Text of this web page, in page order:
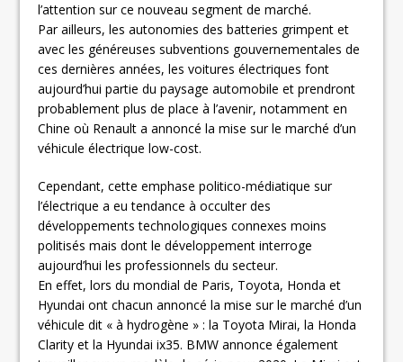
l’attention sur ce nouveau segment de marché.
Par ailleurs, les autonomies des batteries grimpent et
avec les généreuses subventions gouvernementales de
ces dernières années, les voitures électriques font
aujourd’hui partie du paysage automobile et prendront
probablement plus de place à l’avenir, notamment en
Chine où Renault a annoncé la mise sur le marché d’un
véhicule électrique low-cost.
Cependant, cette emphase politico-médiatique sur
l’électrique a eu tendance à occulter des
développements technologiques connexes moins
politisés mais dont le développement interroge
aujourd’hui les professionnels du secteur.
En effet, lors du mondial de Paris, Toyota, Honda et
Hyundai ont chacun annoncé la mise sur le marché d’un
véhicule dit « à hydrogène » : la Toyota Mirai, la Honda
Clarity et la Hyundai ix35. BMW annonce également